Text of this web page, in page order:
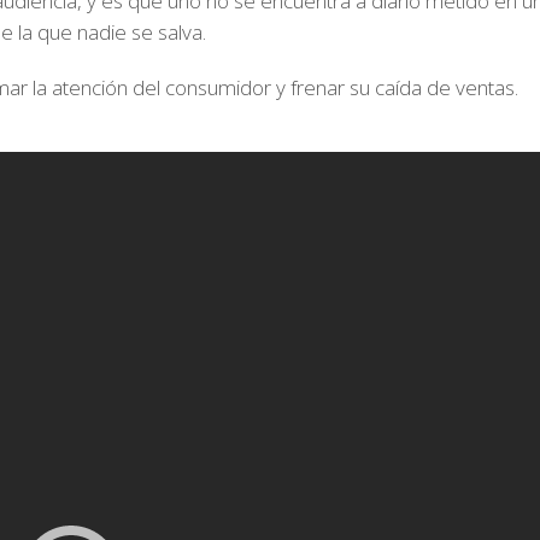
la que nadie se salva.
la atención del consumidor y frenar su caída de ventas.